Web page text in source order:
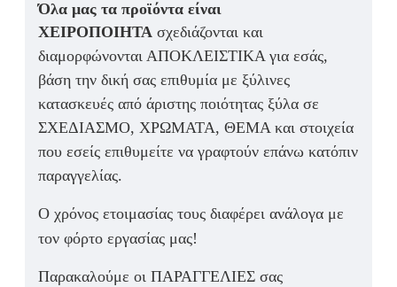
Όλα μας τα προϊόντα είναι
ΧΕΙΡΟΠΟΙΗΤΑ σχεδιάζονται και
διαμορφώνονται ΑΠΟΚΛΕΙΣΤΙΚΑ για εσάς,
βάση την δική σας επιθυμία με ξύλινες
κατασκευές από άριστης ποιότητας ξύλα σε
ΣΧΕΔΙΑΣΜΟ, ΧΡΩΜΑΤΑ, ΘΕΜΑ και στοιχεία
που εσείς επιθυμείτε να γραφτούν επάνω κατόπιν
παραγγελίας.
Ο χρόνος ετοιμασίας τους διαφέρει ανάλογα με
τον φόρτο εργασίας μας!
Παρακαλούμε οι ΠΑΡΑΓΓΕΛΙΕΣ σας